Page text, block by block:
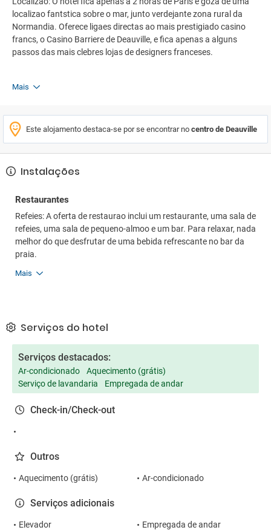
localizao fantstica sobre o mar, junto verdejante zona rural da
Normandia. Oferece ligaes directas ao mais prestigiado casino
francs, o Casino Barriere de Deauville, e fica apenas a alguns
passos das mais clebres lojas de designers franceses.
Mais
Este alojamento destaca-se por se encontrar no centro de Deauville
Instalações
Restaurantes
Refeies: A oferta de restaurao inclui um restaurante, uma sala de
refeies, uma sala de pequeno-almoo e um bar. Para relaxar, nada
melhor do que desfrutar de uma bebida refrescante no bar da
praia.
Mais
Serviços do hotel
Serviços destacados:
Ar-condicionado
Aquecimento (grátis)
Serviço de lavandaria
Empregada de andar
Check-in/Check-out
Outros
Aquecimento (grátis) Ar-condicionado
Serviços adicionais
Elevador
Empregada de andar